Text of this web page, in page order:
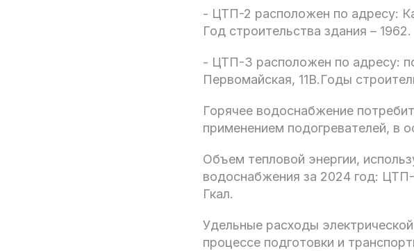
- ЦТП-2 расположен по адресу:
Год строительства здания – 1962.
- ЦТП-3 расположен по адресу:
Первомайская, 11В.Годы
Горячее водоснабжение
применением подогревателей, в
Объем тепловой энергии,
водоснабжения за 2024 год:
Гкал.
Удельные расходы
процессе подготовки и